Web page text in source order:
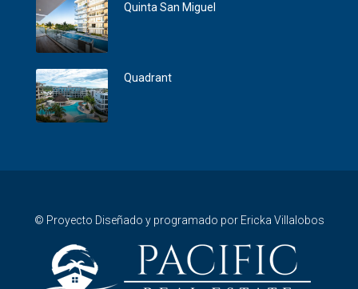
Quinta San Miguel
Quadrant
© Proyecto Diseñado y programado por Ericka Villalobos